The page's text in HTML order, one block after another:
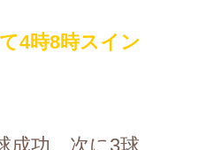
4時8時スイン
成功、次に3球